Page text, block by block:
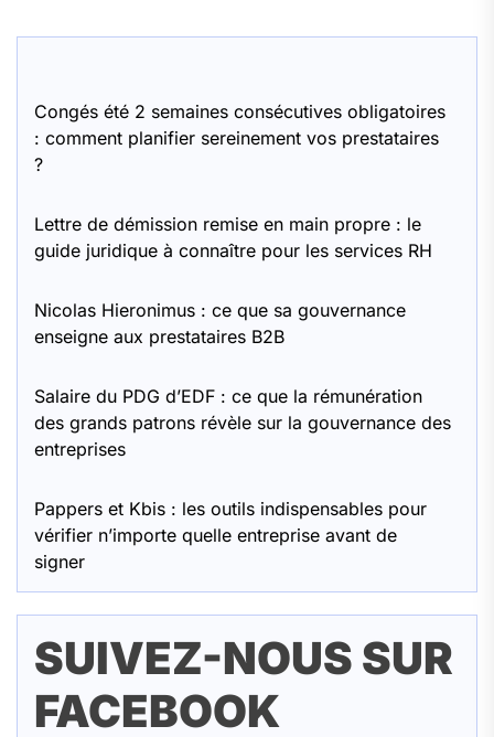
Congés été 2 semaines consécutives obligatoires
: comment planifier sereinement vos prestataires
?
Lettre de démission remise en main propre : le
guide juridique à connaître pour les services RH
Nicolas Hieronimus : ce que sa gouvernance
enseigne aux prestataires B2B
Salaire du PDG d’EDF : ce que la rémunération
des grands patrons révèle sur la gouvernance des
entreprises
Pappers et Kbis : les outils indispensables pour
vérifier n’importe quelle entreprise avant de
signer
SUIVEZ-NOUS SUR
FACEBOOK